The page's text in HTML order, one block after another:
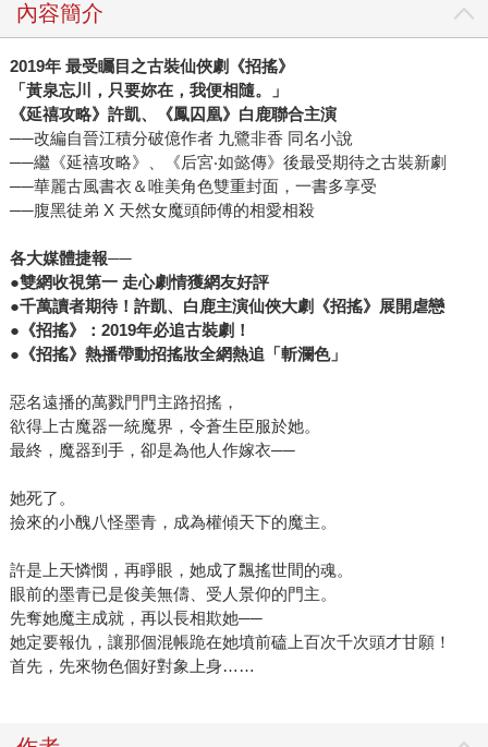
內容簡介
2019年 最受矚目之古裝仙俠劇《招搖》
「黃泉忘川，只要妳在，我便相隨。」
《延禧攻略》許凱、《鳳囚凰》白鹿聯合主演
──改編自晉江積分破億作者 九鷺非香 同名小說
──繼《延禧攻略》、《后宮‧如懿傳》後最受期待之古裝新劇
──華麗古風書衣＆唯美角色雙重封面，一書多享受
──腹黑徒弟 X 天然女魔頭師傅的相愛相殺
各大媒體捷報──
●雙網收視第一 走心劇情獲網友好評
●千萬讀者期待！許凱、白鹿主演仙俠大劇《招搖》展開虐戀
●《招搖》：2019年必追古裝劇！
● 《招搖》熱播帶動招搖妝全網熱追「斬瀾色」
惡名遠播的萬戮門門主路招搖，
欲得上古魔器一統魔界，令蒼生臣服於她。
最終，魔器到手，卻是為他人作嫁衣──
她死了。
撿來的小醜八怪墨青，成為權傾天下的魔主。
許是上天憐憫，再睜眼，她成了飄搖世間的魂。
眼前的墨青已是俊美無儔、受人景仰的門主。
先奪她魔主成就，再以長相欺她──
她定要報仇，讓那個混帳跪在她墳前磕上百次千次頭才甘願！
首先，先來物色個好對象上身……